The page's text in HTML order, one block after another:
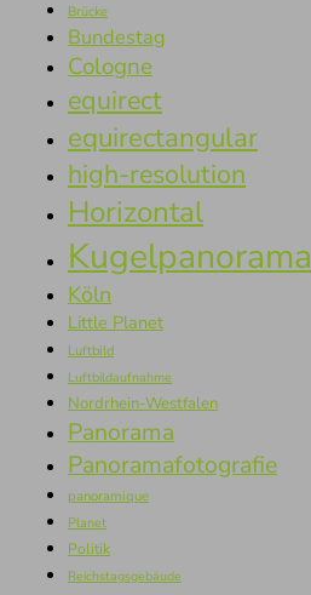
Brücke
Bundestag
Cologne
equirect
equirectangular
high-resolution
Horizontal
Kugelpanorama
Köln
Little Planet
Luftbild
Luftbildaufnahme
Nordrhein-Westfalen
Panorama
Panoramafotografie
panoramique
Planet
Politik
Reichstagsgebäude